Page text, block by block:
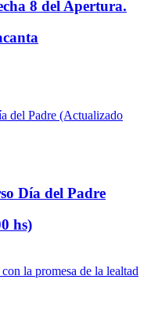
8 del Apertura.
Día del Padre
hs)